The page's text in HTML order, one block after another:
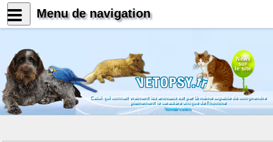
News
sur
le site
Celui qui connait vraiment les animaux est par là même capable de comprendre
pleinement le caractère unique de l'homme
Konrad Lorenz
Menu de navigation